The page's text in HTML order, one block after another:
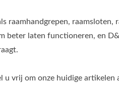
raamhandgrepen, raamsloten,
beter laten functioneren, en
u vrij om onze huidige artikelen